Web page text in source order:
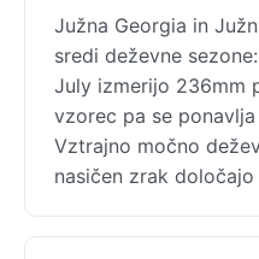
Južna Georgia in
sredi deževne
July izmerijo 236mm
vzorec pa se
Vztrajno močno
nasičen zrak